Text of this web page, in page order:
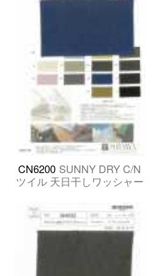
CN6200 SUNNY DRY C/N
ツイル 天日干しワッシャー